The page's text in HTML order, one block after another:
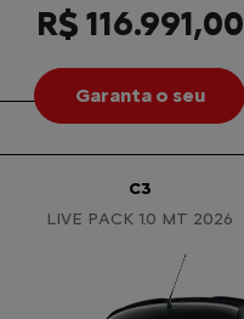
R$ 116.991,00
Garanta o seu
C3
LIVE PACK 1.0 MT 2026